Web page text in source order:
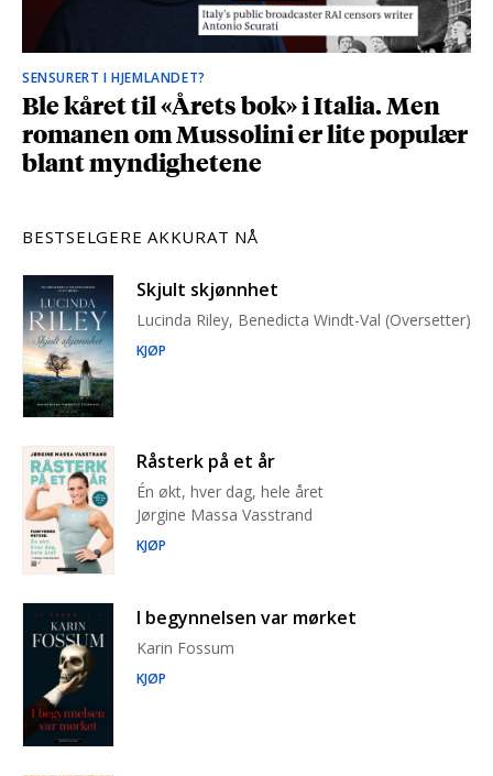
SENSURERT I HJEMLANDET?
Ble kåret til «Årets bok» i Italia. Men
romanen om Mussolini er lite populær
blant myndighetene
BESTSELGERE AKKURAT NÅ
Skjult skjønnhet
Lucinda Riley, Benedicta Windt-Val (Oversetter)
KJØP
Råsterk på et år
Én økt, hver dag, hele året
Jørgine Massa Vasstrand
KJØP
I begynnelsen var mørket
Karin Fossum
KJØP